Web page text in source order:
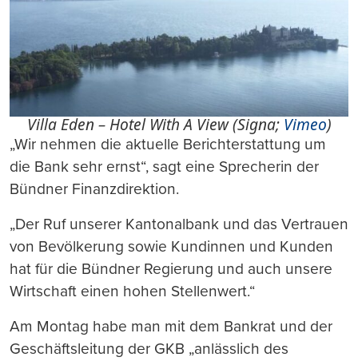
Villa Eden – Hotel With A View (Signa;Vimeo)
„Wir nehmen die aktuelle Berichterstattung um
die Bank sehr ernst“, sagt eine Sprecherin der
Bündner Finanzdirektion.
„Der Ruf unserer Kantonalbank und das Vertrauen
von Bevölkerung sowie Kundinnen und Kunden
hat für die Bündner Regierung und auch unsere
Wirtschaft einen hohen Stellenwert.“
Am Montag habe man mit dem Bankrat und der
Geschäftsleitung der GKB „anlässlich des